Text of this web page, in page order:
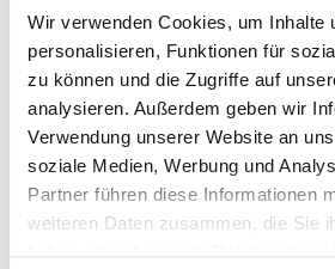
Wir verwenden Cookies, um Inhalte
personalisieren, Funktionen für
zu können und die Zugriffe auf
analysieren. Außerdem geben wir
Verwendung unserer Website an
soziale Medien, Werbung und
Partner führen diese Informationen
weiteren Daten zusammen, die Sie
haben oder die sie im Rahmen Ihrer
Univ.-Prof. Dr. med.
Universitätsklinikum Köln, wurden
„Expertise Orthopädie und
dem Carl-Rabl Preis ausgezeichnet.
Klaus Burkhart, Dr. med. Boris
med. La...
Weiterlesen